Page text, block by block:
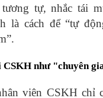
tự, nhắc tái
là cách để “tự
CSKH như "chuyên
viên CSKH chỉ